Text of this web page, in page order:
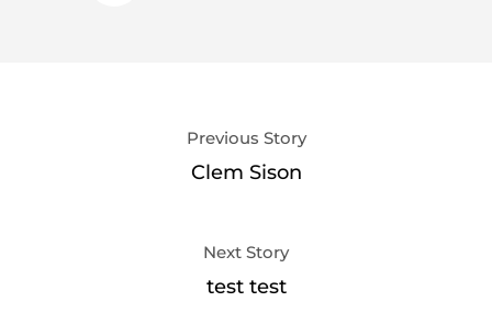
Previous Story
Clem Sison
Next Story
test test